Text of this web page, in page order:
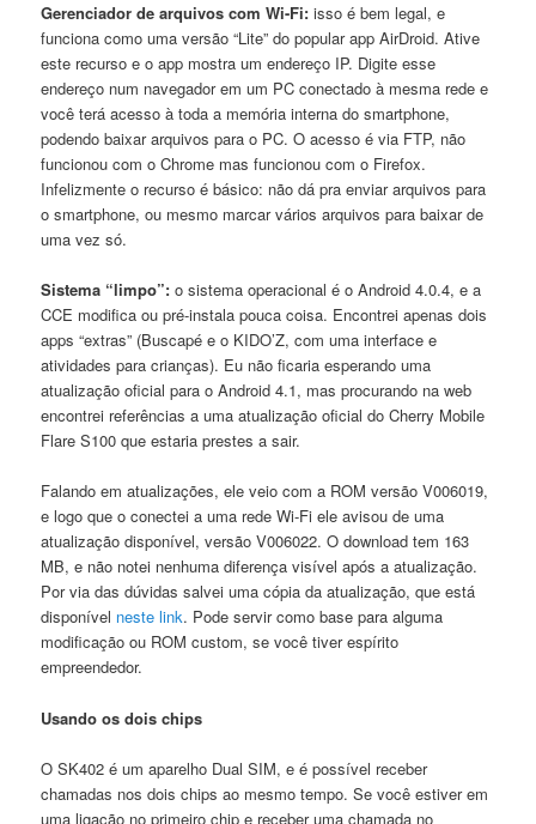
Gerenciador de arquivos com Wi-Fi: isso é bem legal, e
funciona como uma versão “Lite” do popular app AirDroid. Ative
este recurso e o app mostra um endereço IP. Digite esse
endereço num navegador em um PC conectado à mesma rede e
você terá acesso à toda a memória interna do smartphone,
podendo baixar arquivos para o PC. O acesso é via FTP, não
funcionou com o Chrome mas funcionou com o Firefox.
Infelizmente o recurso é básico: não dá pra enviar arquivos para
o smartphone, ou mesmo marcar vários arquivos para baixar de
uma vez só.
Sistema “limpo”: o sistema operacional é o Android 4.0.4, e a
CCE modifica ou pré-instala pouca coisa. Encontrei apenas dois
apps “extras” (Buscapé e o KIDO’Z, com uma interface e
atividades para crianças). Eu não ficaria esperando uma
atualização oficial para o Android 4.1, mas procurando na web
encontrei referências a uma atualização oficial do Cherry Mobile
Flare S100 que estaria prestes a sair.
Falando em atualizações, ele veio com a ROM versão V006019,
e logo que o conectei a uma rede Wi-Fi ele avisou de uma
atualização disponível, versão V006022. O download tem 163
MB, e não notei nenhuma diferença visível após a atualização.
Por via das dúvidas salvei uma cópia da atualização, que está
disponível neste link. Pode servir como base para alguma
modificação ou ROM custom, se você tiver espírito
empreendedor.
Usando os dois chips
O SK402 é um aparelho Dual SIM, e é possível receber
chamadas nos dois chips ao mesmo tempo. Se você estiver em
uma ligação no primeiro chip e receber uma chamada no